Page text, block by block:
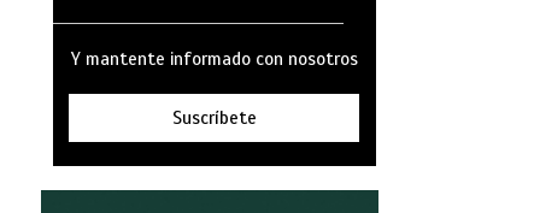
Y mantente informado con nosotros
Suscríbete